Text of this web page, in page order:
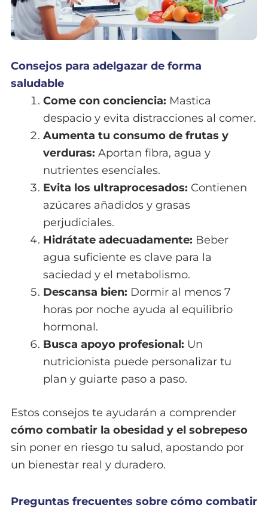
Consejos para adelgazar de forma
saludable
Come con conciencia: Mastica
despacio y evita distracciones al comer.
Aumenta tu consumo de frutas y
verduras: Aportan fibra, agua y
nutrientes esenciales.
Evita los ultraprocesados: Contienen
azúcares añadidos y grasas
perjudiciales.
Hidrátate adecuadamente: Beber
agua suficiente es clave para la
saciedad y el metabolismo.
Descansa bien: Dormir al menos 7
horas por noche ayuda al equilibrio
hormonal.
Busca apoyo profesional: Un
nutricionista puede personalizar tu
plan y guiarte paso a paso.
Estos consejos te ayudarán a comprender
cómo combatir la obesidad y el sobrepeso
sin poner en riesgo tu salud, apostando por
un bienestar real y duradero.
Preguntas frecuentes sobre cómo combatir